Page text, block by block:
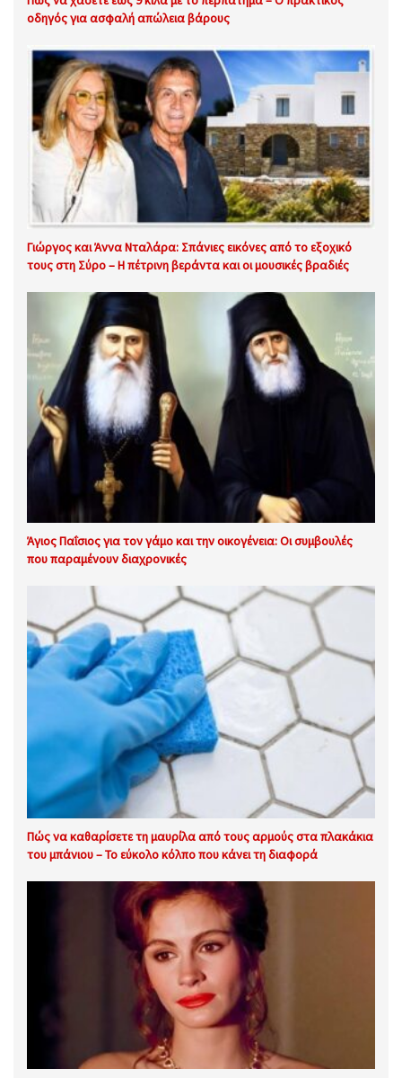
οδηγός για ασφαλή απώλεια βάρους
Γιώργος και Άννα Νταλάρα: Σπάνιες εικόνες από το εξοχικό
τους στη Σύρο – Η πέτρινη βεράντα και οι μουσικές βραδιές
Άγιος Παΐσιος για τον γάμο και την οικογένεια: Οι συμβουλές
που παραμένουν διαχρονικές
Πώς να καθαρίσετε τη μαυρίλα από τους αρμούς στα πλακάκια
του μπάνιου – Το εύκολο κόλπο που κάνει τη διαφορά